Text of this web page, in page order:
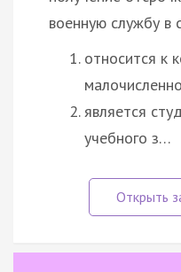
военную службу в
относится к
является
учебного з…